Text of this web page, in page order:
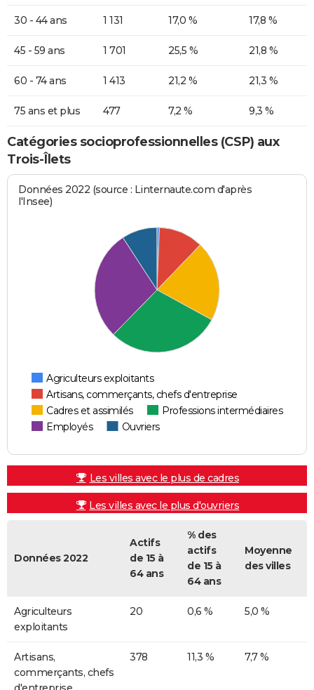
30 - 44 ans 1 131 17,0 % 17,8 %
45 - 59 ans 1 701 25,5 % 21,8 %
60 - 74 ans 1 413 21,2 % 21,3 %
75 ans et plus 477 7,2 % 9,3 %
Catégories socioprofessionnelles (CSP) aux
Trois-Îlets
Données 2022 (source : Linternaute.com d'après
l'Insee)
Agriculteurs exploitants
Artisans, commerçants, chefs d'entreprise
Cadres et assimilés
Professions intermédiaires
Employés
Ouvriers
Les villes avec le plus de cadres
Les villes avec le plus d'ouvriers
Données 2022
Actifs
de 15 à
64 ans
% des
actifs
de 15 à
64 ans
Moyenne
des villes
Agriculteurs
exploitants
20 0,6 % 5,0 %
Artisans,
commerçants, chefs
378 11,3 % 7,7 %